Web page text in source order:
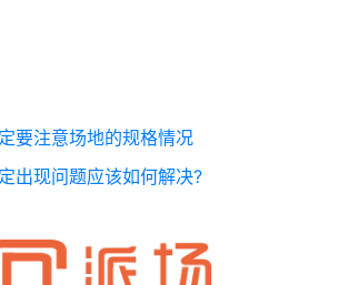
要注意场地的规格情况
出现问题应该如何解决?